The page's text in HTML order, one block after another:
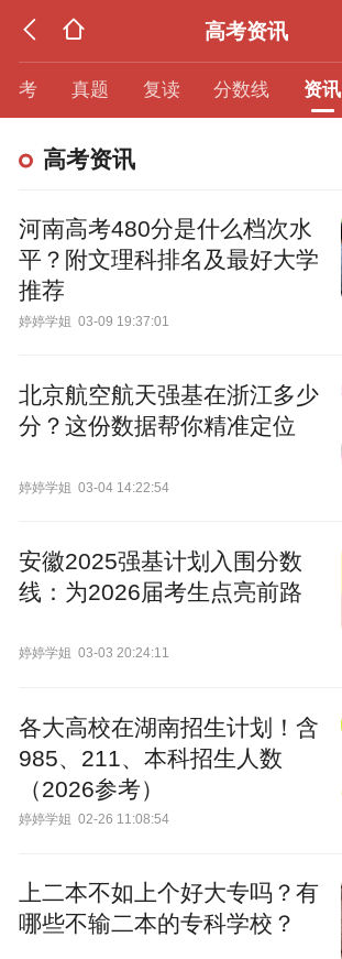
高考资讯
模考 真题 复读 分数线 资讯
高考资讯
河南高考480分是什么档次水
平？附文理科排名及最好大学
推荐
婷婷学姐 03-09 19:37:01
北京航空航天强基在浙江多少
分？这份数据帮你精准定位
婷婷学姐 03-04 14:22:54
安徽2025强基计划入围分数
线：为2026届考生点亮前路
婷婷学姐 03-03 20:24:11
各大高校在湖南招生计划！含
985、211、本科招生人数
（2026参考）
婷婷学姐 02-26 11:08:54
上二本不如上个好大专吗？有
哪些不输二本的专科学校？